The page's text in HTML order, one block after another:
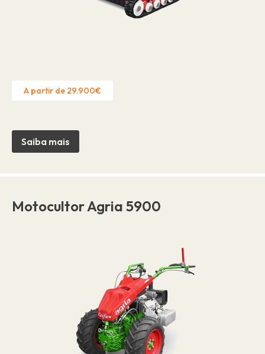
A partir de 29.900€
Saiba mais
Motocultor Agria 5900